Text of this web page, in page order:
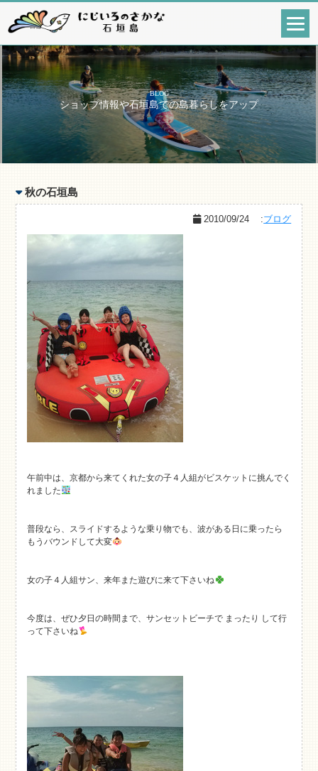
BLOG
ショップ情報や石垣島での島暮らしをアップ
秋の石垣島
2010/09/24 :ブログ
午前中は、京都から来てくれた女の子４人組がビスケットに挑んでく
れました
普段なら、スライドするような乗り物でも、波がある日に乗ったら
もうバウンドして大変
女の子４人組サン、来年また遊びに来て下さいね
今度は、ぜひ夕日の時間まで、サンセットビーチで まったり して行
って下さいね